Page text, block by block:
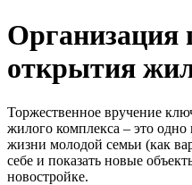
Организация
открытия
Торжественное вручение
жилого комплекса – это
жизни молодой семьи (как
себе и показать новые
новостройке.